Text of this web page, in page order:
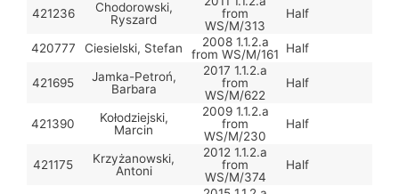
421236
Chodorowski,
Ryszard
from
WS/M/313
Half
420777 Ciesielski, Stefan
2008 1.1.2.a
from WS/M/161
Half
421695
Jamka-Petroń,
Barbara
2017 1.1.2.a
from
WS/M/622
Half
421390
Kołodziejski,
Marcin
2009 1.1.2.a
from
WS/M/230
Half
421175
Krzyżanowski,
Antoni
2012 1.1.2.a
from
WS/M/374
Half